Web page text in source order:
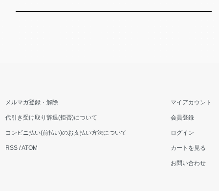
メルマガ登録・解除
代引き受け取り辞退(拒否)について
コンビニ払い(前払い)のお支払い方法について
RSS /ATOM
マイアカウント
会員登録
ログイン
カートを見る
お問い合わせ